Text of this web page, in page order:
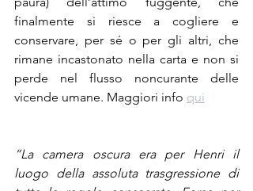
finalmente si riesce a cogliere e
conservare, per sé o per gli altri, che
rimane incastonato nella carta e non si
perde nel flusso noncurante delle
vicende umane. Maggiori info qui
“La camera oscura era per Henri il
luogo della assoluta trasgressione di